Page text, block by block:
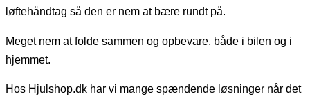
løftehåndtag så den er nem at bære rundt på.
Meget nem at folde sammen og opbevare, både i bilen og i
hjemmet.
Hos Hjulshop.dk har vi mange spændende løsninger når det